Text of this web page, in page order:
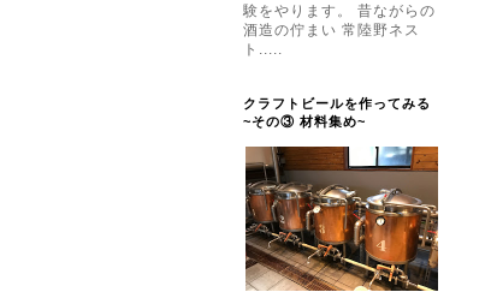
験をやります。 昔ながらの
酒造の佇まい 常陸野ネス
ト.....
クラフトビールを作ってみる
~その③ 材料集め~